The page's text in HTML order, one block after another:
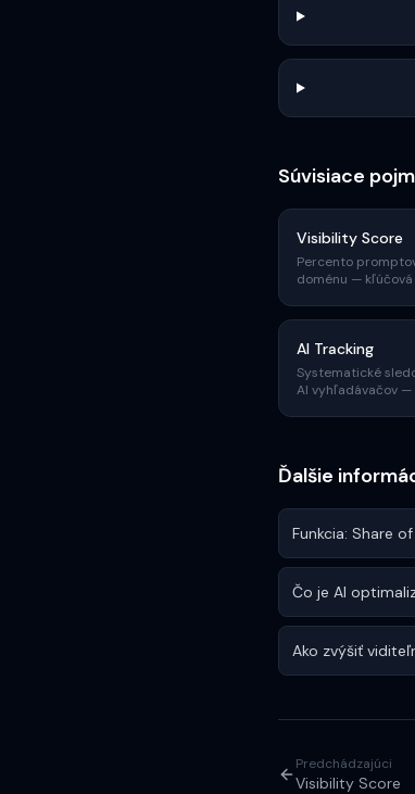
Súvisiace
Visibility Score
Percento
doménu —
AI Tracking
Systematické
AI vyhľadávačov
Ďalšie
Funkcia: Share
Čo je AI
Ako zvýšiť
Predchádzajúci
Visibility Score